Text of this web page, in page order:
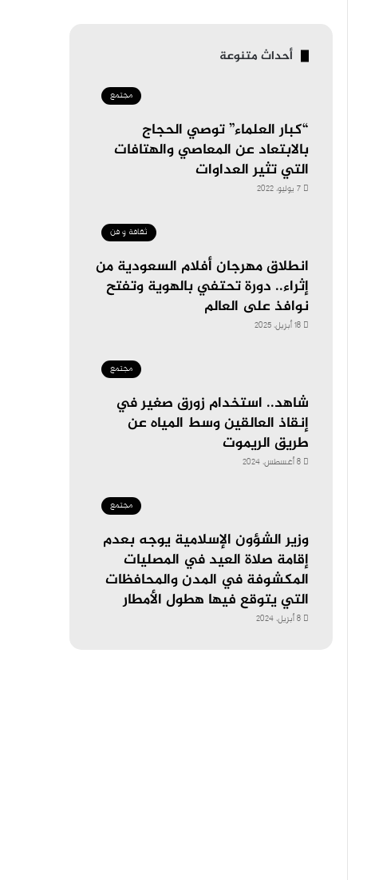
أحداث متنوعة
مجتمع
“كبار العلماء” توصي الحجاج
بالابتعاد عن المعاصي والهتافات
التي تثير العداوات
7 يوليو، 2022
ثقافة و فن
انطلاق مهرجان أفلام السعودية من
إثراء.. دورة تحتفي بالهوية وتفتح
نوافذ على العالم
18 أبريل، 2025
مجتمع
شاهد.. استخدام زورق صغير في
إنقاذ العالقين وسط المياه عن
طريق الريموت
8 أغسطس، 2024
مجتمع
وزير الشؤون الإسلامية يوجه بعدم
إقامة صلاة العيد في المصليات
المكشوفة في المدن والمحافظات
التي يتوقع فيها هطول الأمطار
8 أبريل، 2024